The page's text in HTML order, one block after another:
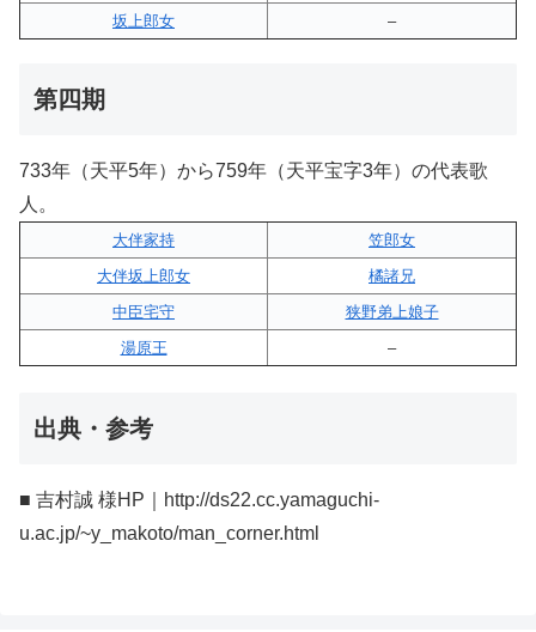
坂上郎女
–
第四期
733年（天平5年）から759年（天平宝字3年）の代表歌
人。
大伴家持
笠郎女
大伴坂上郎女
橘諸兄
中臣宅守
狭野弟上娘子
湯原王
–
出典・参考
■ 吉村誠 様HP｜http://ds22.cc.yamaguchi-
u.ac.jp/~y_makoto/man_corner.html